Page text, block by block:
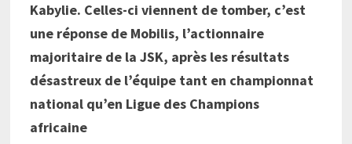
Kabylie. Celles-ci viennent de tomber, c’est
une réponse de Mobilis, l’actionnaire
majoritaire de la JSK, après les résultats
désastreux de l’équipe tant en championnat
national qu’en Ligue des Champions
africaine